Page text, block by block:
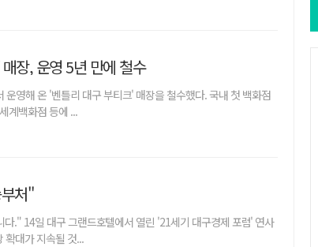
장, 운영 5년 만에 철수
영해 온 '벤틀리 대구 부티크' 매장을 철수했다. 국내 첫 백화점
계백화점 등에 ...
처"
." 14일 대구 그랜드호텔에서 열린 '21세기 대구경제 포럼' 연사
확대가 지속될 것...